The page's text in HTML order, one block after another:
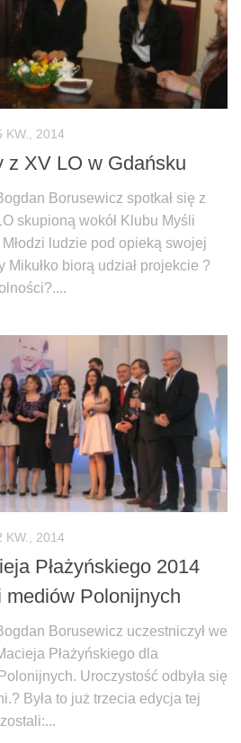
KW., 2014
z XV LO w Gdańsku
Borusewicz spotkał się z
skupioną wokół Klubu Myśli
ludzie pod opieką swojej
biorą udział projekcie ?
KW., 2014
Płażyńskiego 2014
mediów Polonijnych
Borusewicz uczestniczył we
Płażyńskiego dla
Uroczystość odbyła się
Była to już trzecia edycja tej